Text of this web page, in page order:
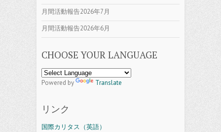
月間活動報告2026年7月
月間活動報告2026年6月
CHOOSE YOUR LANGUAGE
Powered by Translate
リンク
国際カリタス（英語）